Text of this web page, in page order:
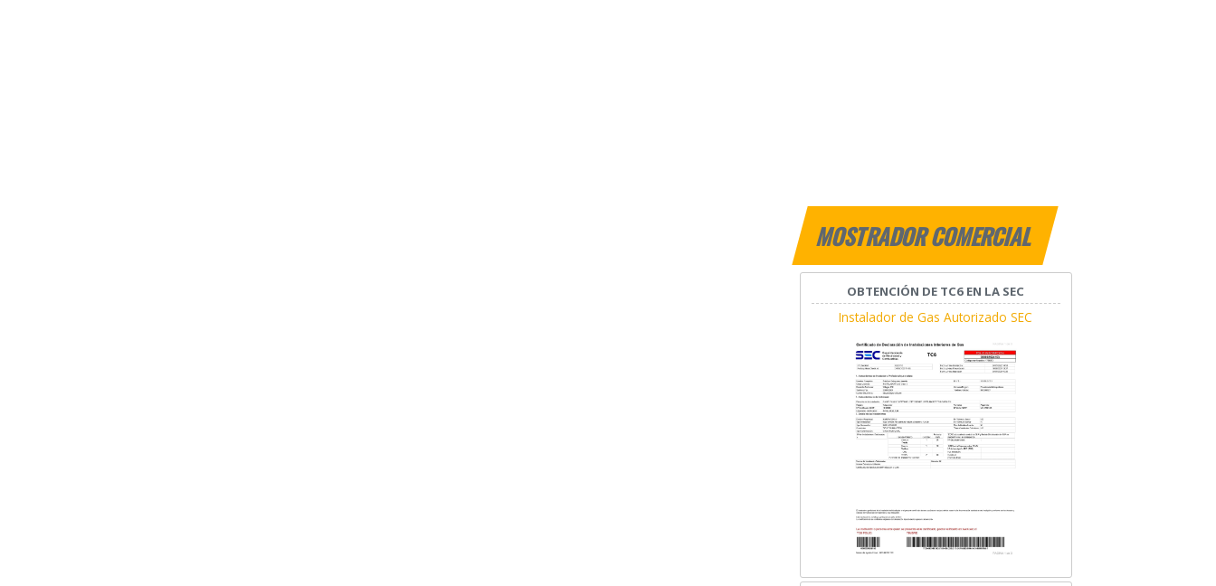
MOSTRADOR COMERCIAL
OBTENCIÓN DE TC6 EN LA SEC
Instalador de Gas Autorizado SEC